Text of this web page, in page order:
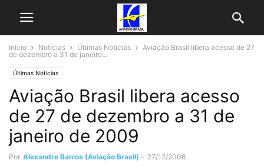
Início Notícias Últimas Noticias
Aviação Brasil libera acesso de 27
de dezembro a 31 de janeiro...
Últimas Noticias
Aviação Brasil libera acesso
de 27 de dezembro a 31 de
janeiro de 2009
Por Alexandre Barros (Aviação Brasil) - 27/12/2008